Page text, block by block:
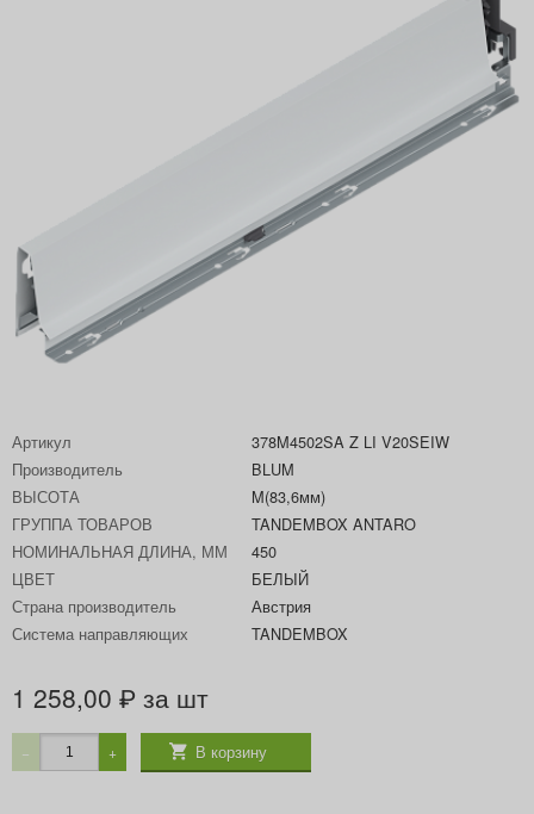
Артикул
378M4502SA Z LI V20SEIW
Производитель
BLUM
ВЫСОТА
M(83,6мм)
ГРУППА ТОВАРОВ
TANDEMBOX ANTARO
НОМИНАЛЬНАЯ ДЛИНА, ММ
450
ЦВЕТ
БЕЛЫЙ
Страна производитель
Австрия
Система направляющих
TANDEMBOX
1 258,00 ₽ за шт
− + В корзину